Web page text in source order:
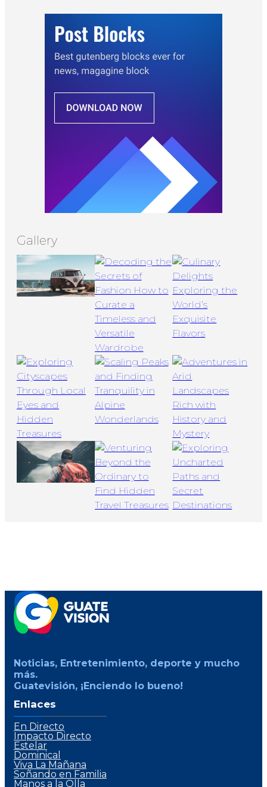
Gallery
Noticias, Entretenimiento, deporte y mucho
más.
Guatevisión, ¡Enciendo lo bueno!
Enlaces
En Directo
Impacto Directo
Estelar
Dominical
Viva La Mañana
Soñando en Familia
Manos a la Olla